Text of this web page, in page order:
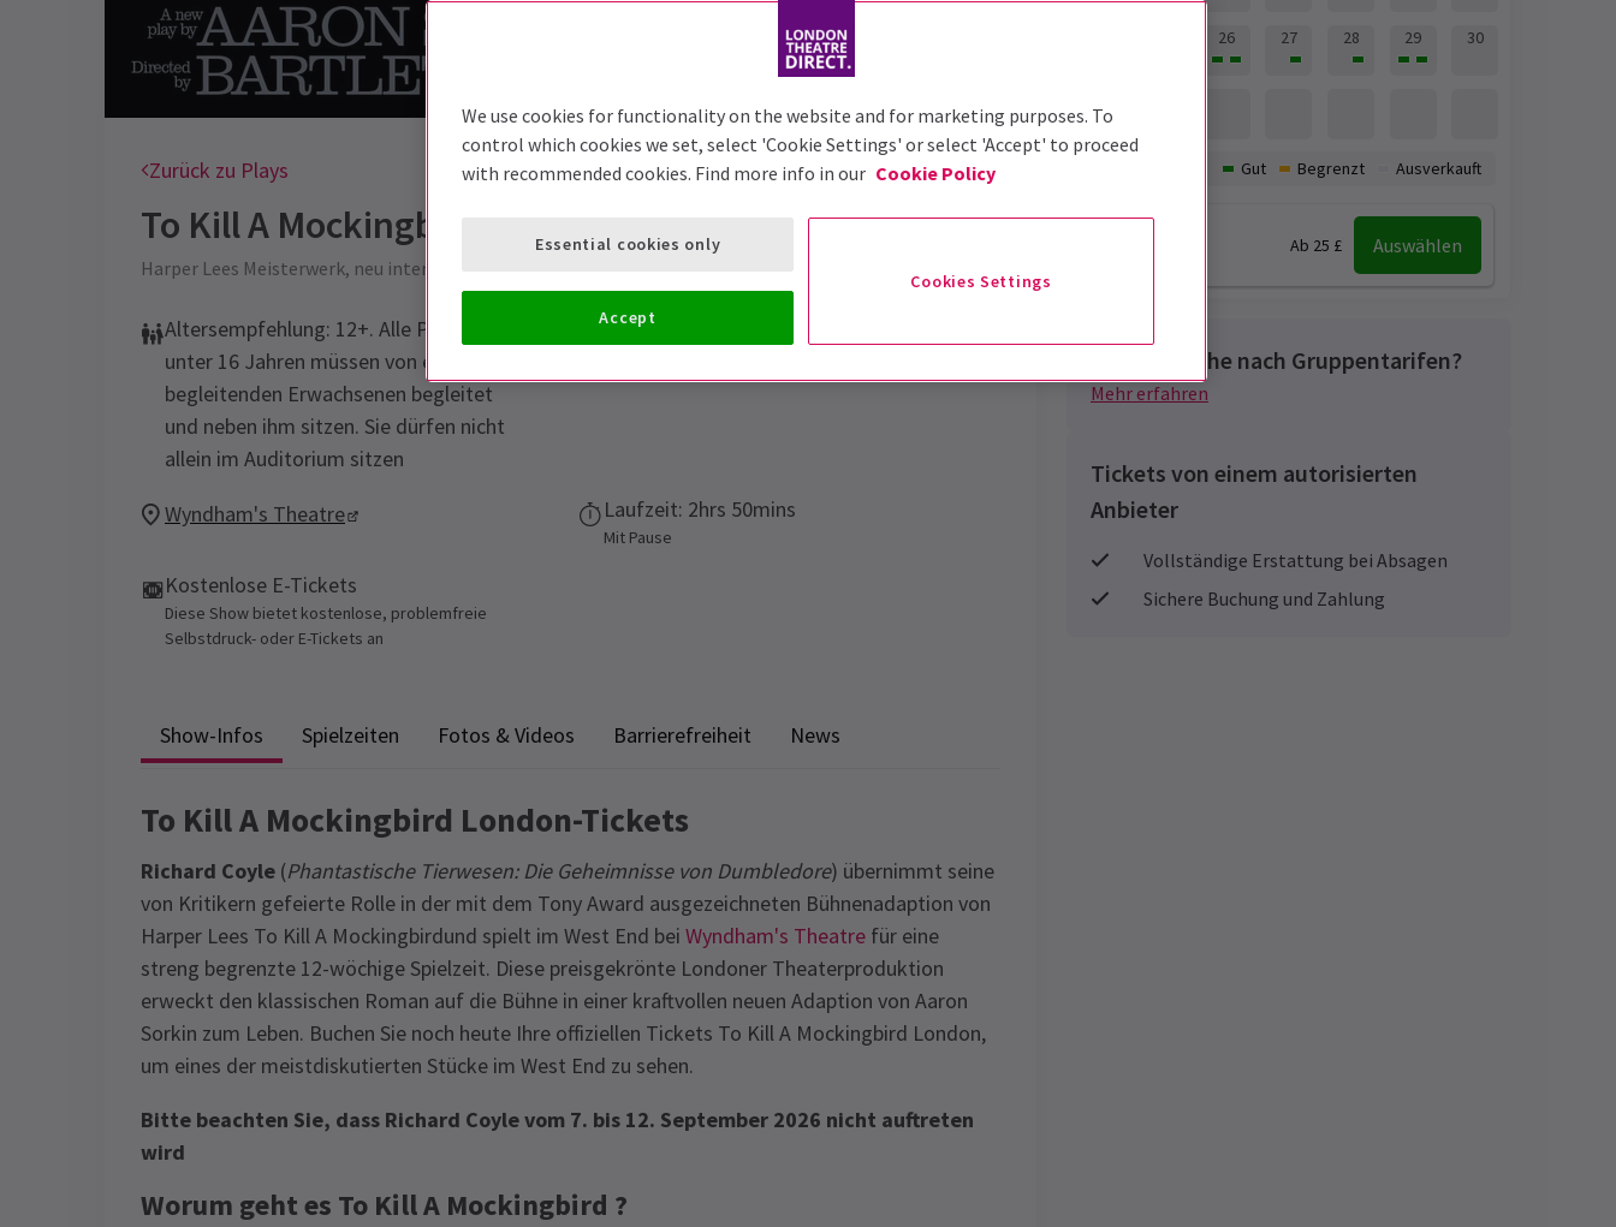
Trailer
Zurück zu Plays
To Kill A Mockingbird Tickets
Harper Lees Meisterwerk, neu interpretiert für das Londoner Theater
Altersempfehlung: 12+. Alle Personen
unter 16 Jahren müssen von einem
begleitenden Erwachsenen begleitet
und neben ihm sitzen. Sie dürfen nicht
allein im Auditorium sitzen
Vorstellungsdatum
Wyndham's Theatre Laufzeit: 2hrs 50mins
Mit Pause
Kostenlose E-Tickets
Diese Show bietet kostenlose, problemfreie
Selbstdruck- oder E-Tickets an
Show-Infos Spielzeiten Fotos & Videos Barrierefreiheit News
To Kill A Mockingbird London-Tickets
Richard Coyle (Phantastische Tierwesen: Die Geheimnisse von Dumbledore) übernimmt seine
von Kritikern gefeierte Rolle in der mit dem Tony Award ausgezeichneten Bühnenadaption von
Harper Lees To Kill A Mockingbirdund spielt im West End bei Wyndham's Theatre für eine
streng begrenzte 12-wöchige Spielzeit. Diese preisgekrönte Londoner Theaterproduktion
erweckt den klassischen Roman auf die Bühne in einer kraftvollen neuen Adaption von Aaron
Sorkin zum Leben. Buchen Sie noch heute Ihre offiziellen Tickets To Kill A Mockingbird London,
um eines der meistdiskutierten Stücke im West End zu sehen.
Bitte beachten Sie, dass Richard Coyle vom 7. bis 12. September 2026 nicht auftreten
wird
Worum geht es To Kill A Mockingbird ?
26 27 28 29 30
Ab 25 £ Auswählen
Gut Begrenzt Ausverkauft
Auf der Suche nach Gruppentarifen?
Mehr erfahren
Tickets von einem autorisierten
Anbieter
Vollständige Erstattung bei Absagen
Sichere Buchung und Zahlung
We use cookies for functionality on the website and for marketing purposes. To
control which cookies we set, select 'Cookie Settings' or select 'Accept' to proceed
with recommended cookies. Find more info in our Cookie Policy
Cookies Settings
Essential cookies only
Accept